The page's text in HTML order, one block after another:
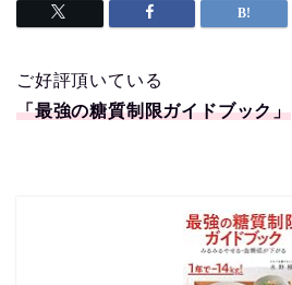
ご好評頂いている
「最強の糖質制限ガイドブック」